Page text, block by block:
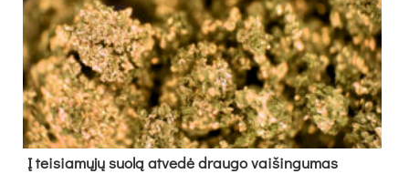
Į tei­sia­mų­jų suo­lą at­ve­dė drau­go vai­šin­gu­mas